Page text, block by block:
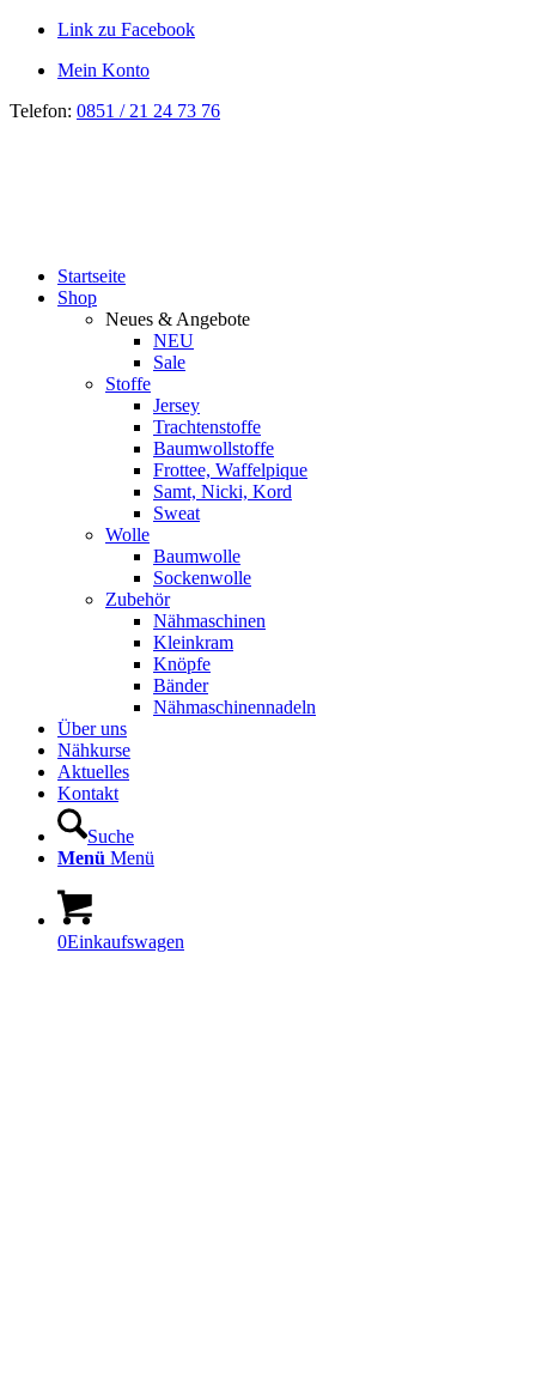
Link zu Facebook
Mein Konto
Telefon: 0851 / 21 24 73 76
Startseite
Shop
Neues & Angebote
NEU
Sale
Stoffe
Jersey
Trachtenstoffe
Baumwollstoffe
Frottee, Waffelpique
Samt, Nicki, Kord
Sweat
Wolle
Baumwolle
Sockenwolle
Zubehör
Nähmaschinen
Kleinkram
Knöpfe
Bänder
Nähmaschinennadeln
Über uns
Nähkurse
Aktuelles
Kontakt
Suche
Menü Menü
0Einkaufswagen